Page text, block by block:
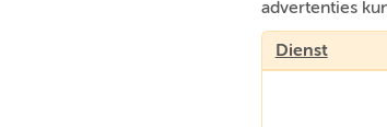
advertenties
Dienst